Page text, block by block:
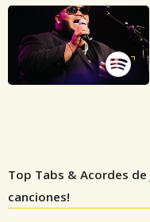
Top Tabs & Acordes de
canciones!